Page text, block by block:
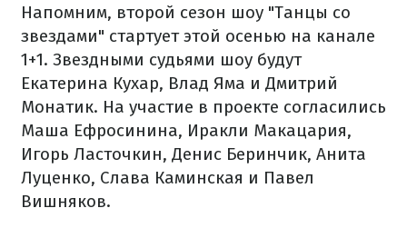
Напомним, второй сезон шоу "Танцы со
звездами" стартует этой осенью на канале
1+1. Звездными судьями шоу будут
Екатерина Кухар, Влад Яма и Дмитрий
Монатик. На участие в проекте согласились
Маша Ефросинина, Иракли Макацария,
Игорь Ласточкин, Денис Беринчик, Анита
Луценко, Слава Каминская и Павел
Вишняков.